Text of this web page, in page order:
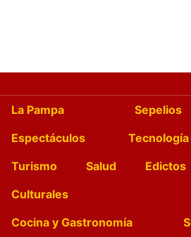
La Pampa Sepelios
Espectáculos
Tecnología
Turismo
Salud Edictos
Culturales
Cocina y Gastronomía